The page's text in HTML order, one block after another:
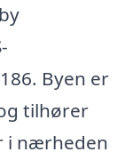
Byen er
tilhører
i nærheden